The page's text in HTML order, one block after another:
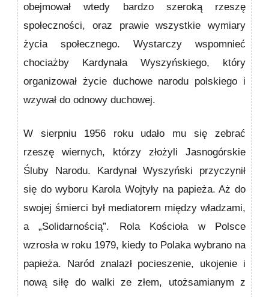
obejmował wtedy bardzo szeroką rzeszę
społeczności, oraz prawie wszystkie wymiary
życia społecznego. Wystarczy wspomnieć
chociażby Kardynała Wyszyńskiego, który
organizował życie duchowe narodu polskiego i
wzywał do odnowy duchowej.
W sierpniu 1956 roku udało mu się zebrać
rzeszę wiernych, którzy złożyli Jasnogórskie
Śluby Narodu. Kardynał Wyszyński przyczynił
się do wyboru Karola Wojtyły na papieża. Aż do
swojej śmierci był mediatorem między władzami,
a „Solidarnością”. Rola Kościoła w Polsce
wzrosła w roku 1979, kiedy to Polaka wybrano na
papieża. Naród znalazł pocieszenie, ukojenie i
nową siłę do walki ze złem, utożsamianym z